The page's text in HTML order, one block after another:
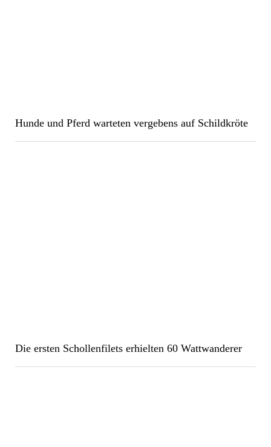
Hunde und Pferd warteten vergebens auf Schildkröte
Die ersten Schollenfilets erhielten 60 Wattwanderer